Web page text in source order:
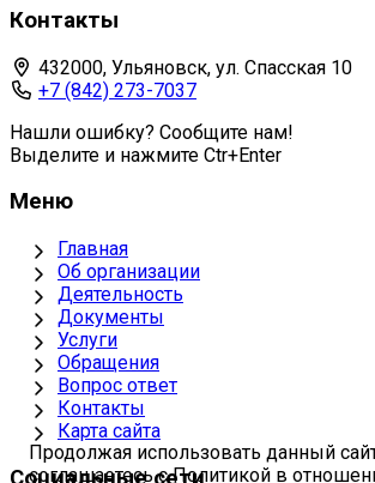
Контакты
432000, Ульяновск, ул. Спасская 10
+7 (842) 273-7037
Нашли ошибку? Сообщите нам!
Выделите и нажмите Ctr+Enter
Меню
Главная
Об организации
Деятельность
Документы
Услуги
Обращения
Вопрос ответ
Контакты
Карта сайта
Продолжая использовать данный
соглашаетесь с Политикой в